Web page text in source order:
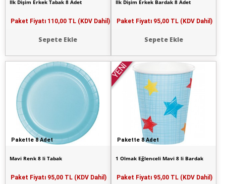
İlk Dişim Erkek Tabak 8 Adet
Paket Fiyatı 110,00 TL (KDV Dahil)
Sepete Ekle
İlk Dişim Erkek Bardak 8 Adet
Paket Fiyatı 95,00 TL (KDV Dahil)
Sepete Ekle
Pakette 8 Adet
Mavi Renk 8 li Tabak
Paket Fiyatı 95,00 TL (KDV Dahil)
Pakette 8 Adet
YENİ
1 Olmak Eğlenceli Mavi 8 li Bardak
Paket Fiyatı 95,00 TL (KDV Dahil)